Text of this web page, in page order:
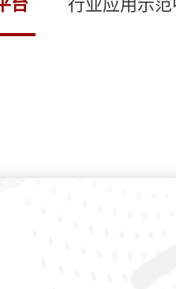
台 行业应用示